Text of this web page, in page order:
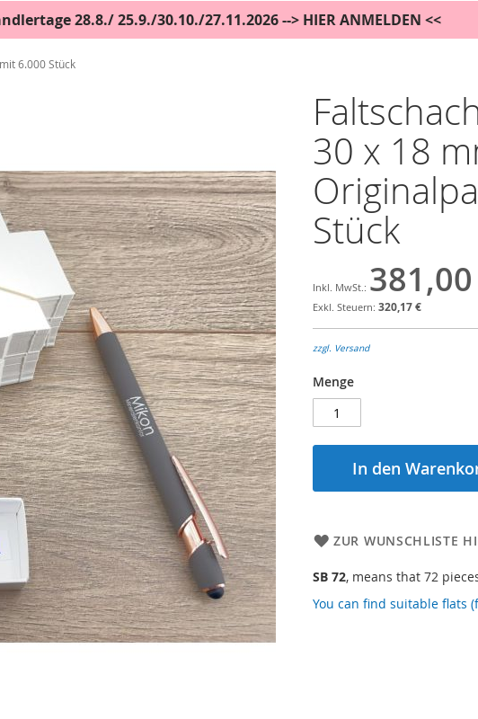
28.8./ 25.9./30.10./27.11.2026 --> HIER ANMELDEN <<
6.000 Stück
30 x 18
Stück
320,17 €
zzgl. Versand
Menge
In den
ZUR WUNSCHLISTE
SB 72, means that 72
You can find suitable flats